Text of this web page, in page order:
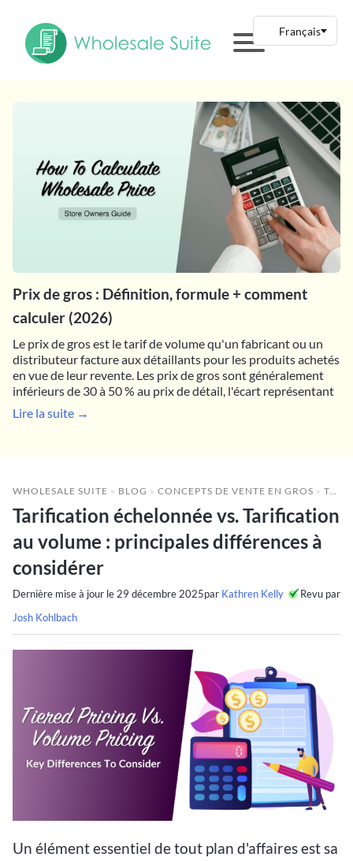
Prix de gros : Définition, formule + comment
calculer (2026)
Le prix de gros est le tarif de volume qu'un fabricant ou un
distributeur facture aux détaillants pour les produits achetés
en vue de leur revente. Les prix de gros sont généralement
inférieurs de 30 à 50 % au prix de détail, l'écart représentant
Lire la suite →
WHOLESALE SUITE » BLOG » CONCEPTS DE VENTE EN GROS » TARIFICATION ÉCHELONNÉE VS. TARIFICATION AU VOLUME : PRINCIPALES DIFFÉRENCES À CONSIDÉRER
Tarification échelonnée vs. Tarification
au volume : principales différences à
considérer
Dernière mise à jour le 29 décembre 2025par Kathren Kelly
Revu par
Josh Kohlbach
Un élément essentiel de tout plan d'affaires est sa